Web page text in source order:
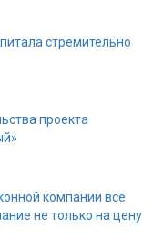
стремительно
проекта
компании все
не только на цену